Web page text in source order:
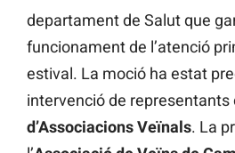
departament de Salut que
funcionament de l’atenció
estival. La moció ha estat
intervenció de representants
d’Associacions Veïnals. La